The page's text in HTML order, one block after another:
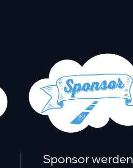
Sponsor werden